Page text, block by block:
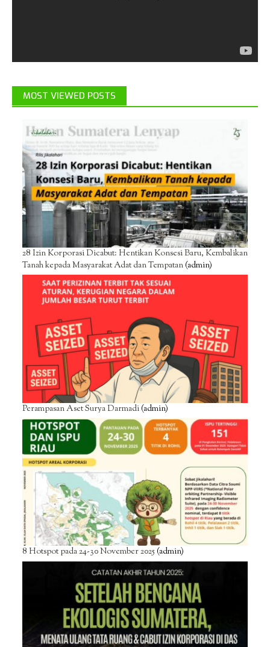
MOST VIEWED POSTS
28 Izin Korporasi Dicabut: Hentikan Konsesi Baru, Kembalikan
Tanah kepada Masyarakat Adat dan Tempatan(admin)
Perampasan Aset Surya Darmadi(admin)
8 Hotspot pada 24-30 November 2025(admin)